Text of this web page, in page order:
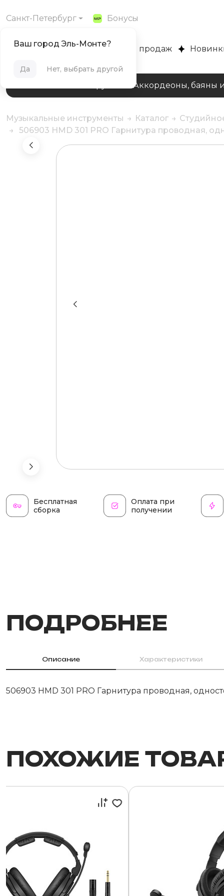
Санкт-Петербург Бонусы
Ваш город Эль-Монте?
Да Нет, выбрать другой
MUZPLANET Хиты продаж
Клавишные инструментыАккордеоны, баяны
Музыкальные инструменты Каталог
506903 HMD 301 PRO Гарнитура проводная,
Бесплатная
сборка
Оплата при
получении
ПОДРОБНЕЕ
Описание Характеристики
506903 HMD 301 PRO Гарнитура проводная,
ПОХОЖИЕ